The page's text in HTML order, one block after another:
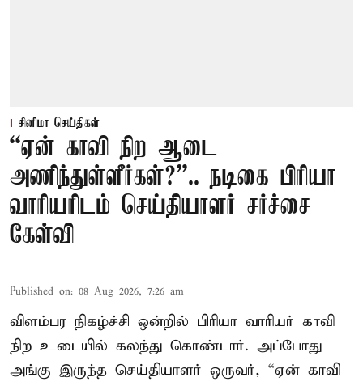
சினிமா செய்திகள்
“ஏன் காவி நிற ஆடை
அணிந்துள்ளீர்கள்?”.. நடிகை பிரியா
வாரியரிடம் செய்தியாளர் சர்ச்சை
கேள்வி
Published on: 08 Aug 2026, 7:26 am
விளம்பர நிகழ்ச்சி ஒன்றில் பிரியா வாரியர் காவி
நிற உடையில் கலந்து கொண்டார். அப்போது
அங்கு இருந்த செய்தியாளர் ஒருவர், “ஏன் காவி